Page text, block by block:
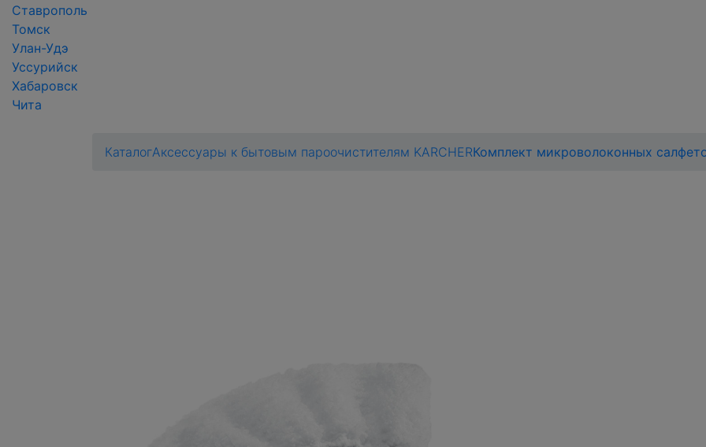
Ставрополь
Томск
Улан-Удэ
Уссурийск
Хабаровск
Чита
КаталогАксессуары к бытовым пароочистителям KARCHERКомплект микроволоконных